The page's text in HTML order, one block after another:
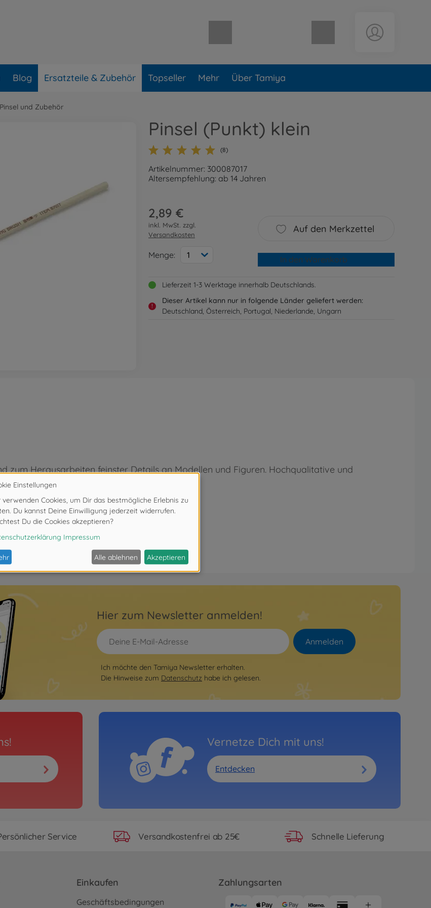
Warenkorb leer
Blog Ersatzteile & Zubehör Topseller Mehr Über Tamiya
Pinsel und Zubehör
Pinsel (Punkt) klein
(8)
Artikelnummer: 300087017
Altersempfehlung: ab 14 Jahren
2,89 €
inkl. MwSt. zzgl.
Versandkosten
Menge: 1
Auf den Merkzettel
In den Warenkorb
Lieferzeit 1-3 Werktage innerhalb Deutschlands.
!
Dieser Artikel kann nur in folgende Länder geliefert werden:
Deutschland, Österreich, Portugal, Niederlande, Ungarn
zum Herausarbeiten feinster Details an Modellen und Figuren. Hochqualitative und
Hier zum Newsletter anmelden!
Anmelden
Ich möchte den Tamiya Newsletter erhalten.
Die Hinweise zum Datenschutz habe ich gelesen.
Vernetze Dich mit uns!
Entdecken
Service Versandkostenfrei ab 25€ Schnelle Lieferung
Einkaufen
Geschäftsbedingungen
Zahlungsarten